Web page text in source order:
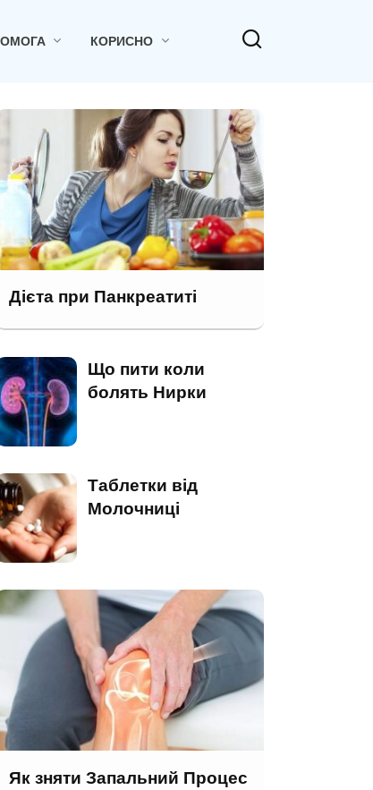
КОРИСНО
Дієта при Панкреатиті
Що пити коли
болять Нирки
Таблетки від
Молочниці
Як зняти Запальний Процес